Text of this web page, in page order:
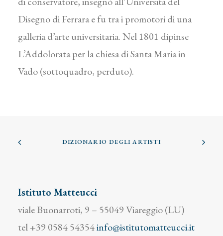
Disegno di Ferrara e fu tra i promotori di una
galleria d’arte universitaria. Nel 1801 dipinse
L’Addolorata per la chiesa di Santa Maria in
Vado (sottoquadro, perduto).
DIZIONARIO DEGLI ARTISTI
Istituto Matteucci
viale Buonarroti, 9 – 55049 Viareggio (LU)
tel +39 0584 54354info@istitutomatteucci.it